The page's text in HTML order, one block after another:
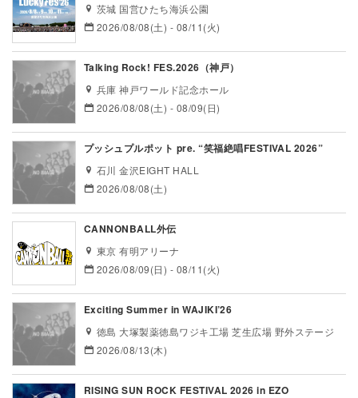
茨城 国営ひたち海浜公園
2026/08/08(土) - 08/11(火)
Talking Rock! FES.2026（神戸）
兵庫 神戸ワールド記念ホール
2026/08/08(土) - 08/09(日)
プッシュプルポット pre. “笑福絶唱FESTIVAL 2026”
石川 金沢EIGHT HALL
2026/08/08(土)
CANNONBALL外伝
東京 有明アリーナ
2026/08/09(日) - 08/11(火)
Exciting Summer in WAJIKI’26
徳島 大塚製薬徳島ワジキ工場 芝生広場 野外ステージ
2026/08/13(木)
RISING SUN ROCK FESTIVAL 2026 in EZO